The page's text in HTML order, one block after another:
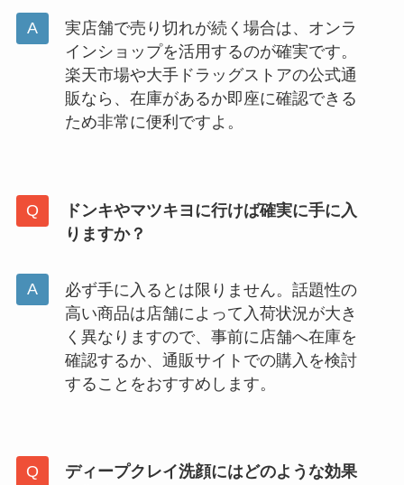
実店舗で売り切れが続く場合は、オンラ
インショップを活用するのが確実です。
楽天市場や大手ドラッグストアの公式通
販なら、在庫があるか即座に確認できる
ため非常に便利ですよ。
ドンキやマツキヨに行けば確実に手に入
りますか？
必ず手に入るとは限りません。話題性の
高い商品は店舗によって入荷状況が大き
く異なりますので、事前に店舗へ在庫を
確認するか、通販サイトでの購入を検討
することをおすすめします。
ディープクレイ洗顔にはどのような効果